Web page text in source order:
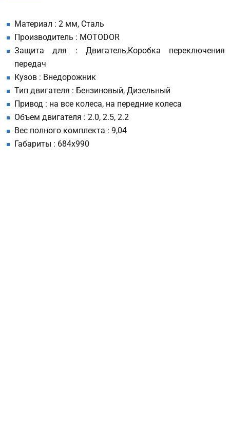
Материал : 2 мм, Сталь
Производитель : MOTODOR
Защита для : Двигатель,Коробка переключения
передач
Кузов : Внедорожник
Тип двигателя : Бензиновый, Дизельный
Привод : на все колеса, на передние колеса
Объем двигателя : 2.0, 2.5, 2.2
Вес полного комплекта : 9,04
Габариты : 684х990